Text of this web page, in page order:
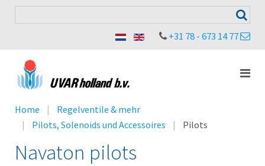
+31 78 - 673 14 77
Home
Regelventile & mehr
Pilots, Solenoids und Accessoires
Pilots
Navaton pilots